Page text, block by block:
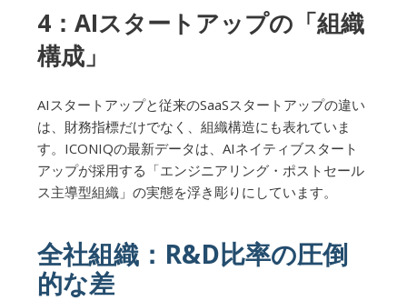
4：AIスタートアップの「組織
構成」
AIスタートアップと従来のSaaSスタートアップの違い
は、財務指標だけでなく、組織構造にも表れていま
す。ICONIQの最新データは、AIネイティブスタート
アップが採用する「エンジニアリング・ポストセール
ス主導型組織」の実態を浮き彫りにしています。
全社組織：R&D比率の圧倒
的な差